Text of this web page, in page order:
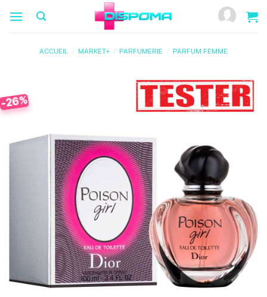
ACCUEIL / MARKET+ / PARFUMERIE / PARFUM FEMME
-26%